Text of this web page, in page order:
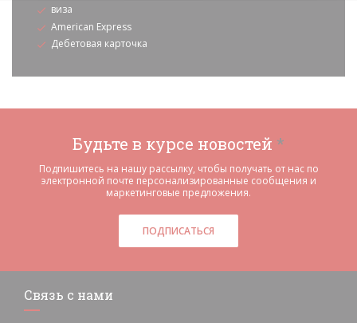
виза
American Express
Дебетовая карточка
Будьте в курсе новостей *
Подпишитесь на нашу рассылку, чтобы получать от нас по
электронной почте персонализированные сообщения и
маркетинговые предложения.
ПОДПИСАТЬСЯ
Связь с нами